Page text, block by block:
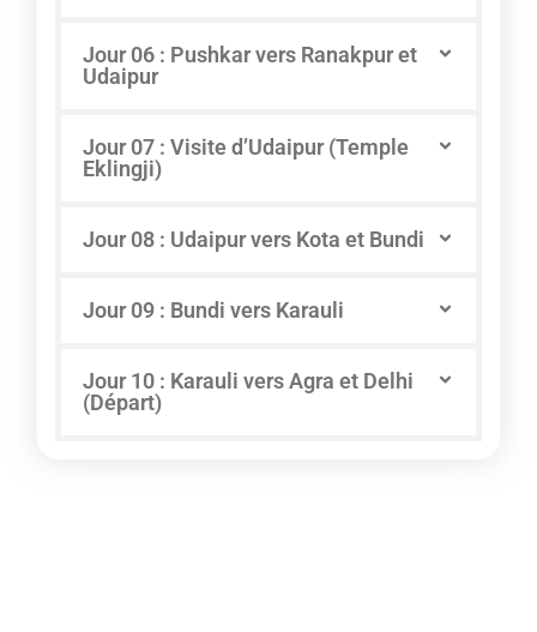
Jour 06 : Pushkar vers Ranakpur et
Udaipur
Jour 07 : Visite d’Udaipur (Temple
Eklingji)
Jour 08 : Udaipur vers Kota et Bundi
Jour 09 : Bundi vers Karauli
Jour 10 : Karauli vers Agra et Delhi
(Départ)